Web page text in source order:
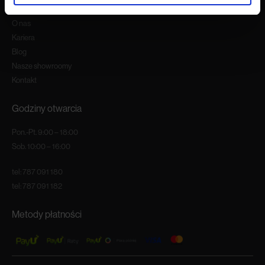
O nas
Kariera
Blog
Nasze showroomy
Kontakt
Godziny otwarcia
Pon.-Pt. 9:00 – 18:00
Sob. 10:00 – 16:00
tel: 787 091 180
tel: 787 091 182
Metody płatności